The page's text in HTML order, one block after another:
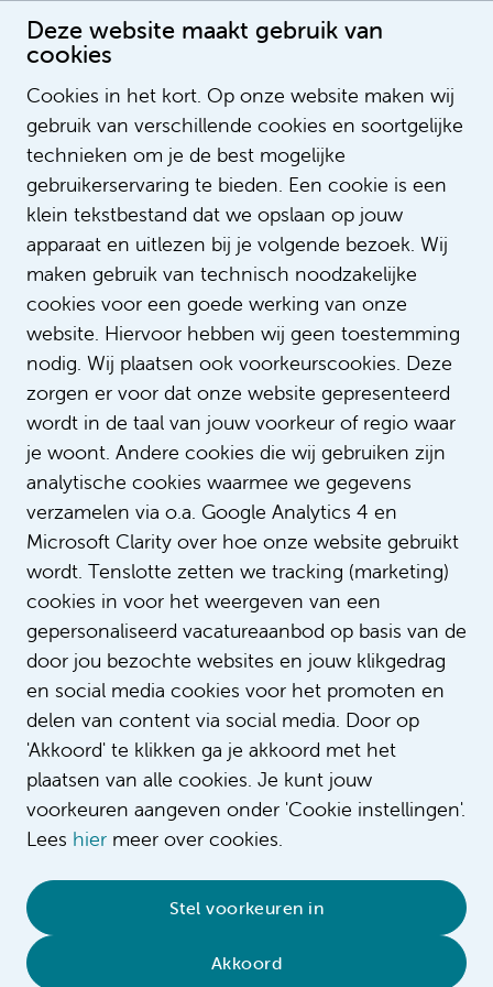
Deze website maakt gebruik van
cookies
Cookies in het kort. Op onze website maken wij
gebruik van verschillende cookies en soortgelijke
technieken om je de best mogelijke
gebruikerservaring te bieden. Een cookie is een
klein tekstbestand dat we opslaan op jouw
apparaat en uitlezen bij je volgende bezoek. Wij
maken gebruik van technisch noodzakelijke
cookies voor een goede werking van onze
website. Hiervoor hebben wij geen toestemming
nodig. Wij plaatsen ook voorkeurscookies. Deze
zorgen er voor dat onze website gepresenteerd
wordt in de taal van jouw voorkeur of regio waar
je woont. Andere cookies die wij gebruiken zijn
analytische cookies waarmee we gegevens
verzamelen via o.a. Google Analytics 4 en
Microsoft Clarity over hoe onze website gebruikt
wordt. Tenslotte zetten we tracking (marketing)
cookies in voor het weergeven van een
gepersonaliseerd vacatureaanbod op basis van de
door jou bezochte websites en jouw klikgedrag
en social media cookies voor het promoten en
delen van content via social media. Door op
'Akkoord' te klikken ga je akkoord met het
plaatsen van alle cookies. Je kunt jouw
voorkeuren aangeven onder 'Cookie instellingen'.
Lees hier meer over cookies.
Stel voorkeuren in
Akkoord
Yvonne Hulsman-Ravesloot
Cookieverklaring • Sitemap